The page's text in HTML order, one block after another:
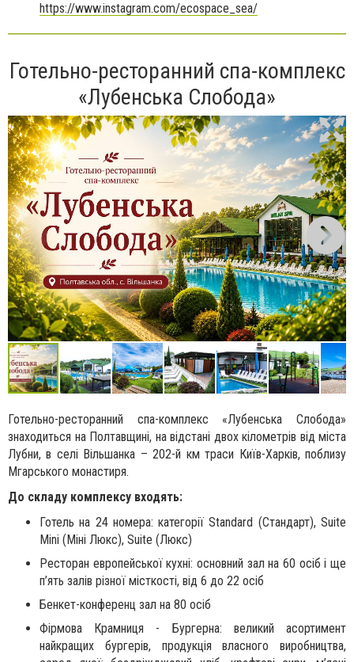
https://www.instagram.com/ecospace_sea/
Готельно-ресторанний спа-комплекс
«Лубенська Слобода»
Готельно-ресторанний спа-комплекс «Лубенська Слобода»
знаходиться на Полтавщині, на відстані двох кілометрів від міста
Лубни, в селі Вільшанка – 202-й км траси Київ-Харків, поблизу
Мгарського монастиря.
До складу комплексу входять:
Готель на 24 номера: категорії Standard (Стандарт), Suite
Mini (Міні Люкс), Suite (Люкс)
Ресторан европейської кухні: основний зал на 60 осіб і ще
п’ять залів різної місткості, від 6 до 22 осіб
Бенкет-конференц зал на 80 осіб
Фірмова Крамниця - Бургерна: великий асортимент
найкращих бургерів, продукція власного виробництва,